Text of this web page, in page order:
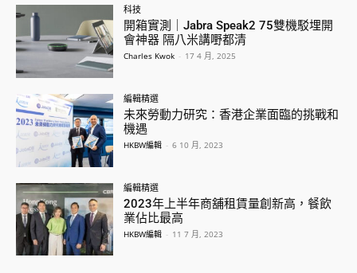
科技
開箱實測｜Jabra Speak2 75雙機駁埋開
會神器 隔八米講嘢都清
Charles Kwok - 17 4 月, 2025
編輯精選
未來勞動力研究：香港企業面臨的挑戰和
機遇
HKBW編輯 - 6 10 月, 2023
編輯精選
2023年上半年商舖租賃量創新高，餐飲
業佔比最高
HKBW編輯 - 11 7 月, 2023